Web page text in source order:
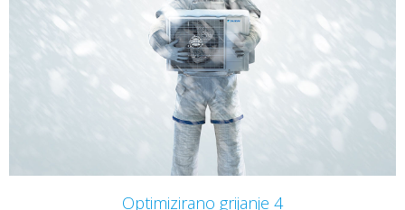
Optimizirano grijanje 4